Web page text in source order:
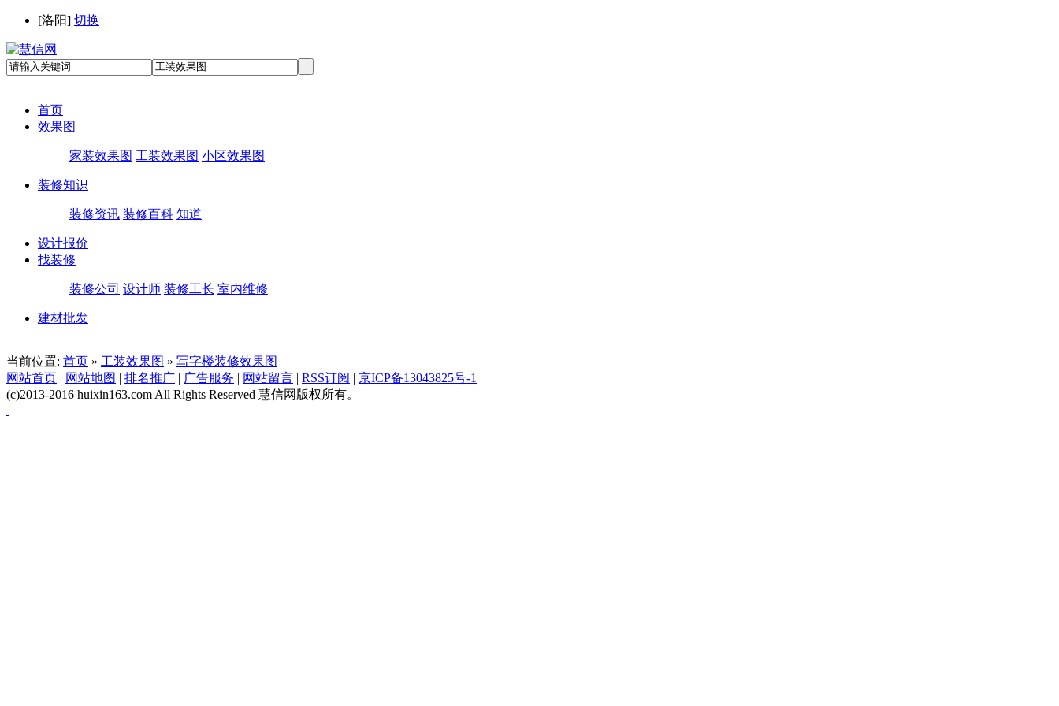
[洛阳] 切换
首页
效果图
家装效果图 工装效果图 小区效果图
装修知识
装修资讯 装修百科 知道
设计报价
找装修
装修公司 设计师 装修工长 室内维修
建材批发
当前位置: 首页 » 工装效果图 » 写字楼装修效果图
网站首页 | 网站地图 | 排名推广 | 广告服务 | 网站留言 | RSS订阅 | 京ICP备13043825号-1
(c)2013-2016 huixin163.com All Rights Reserved 慧信网版权所有。